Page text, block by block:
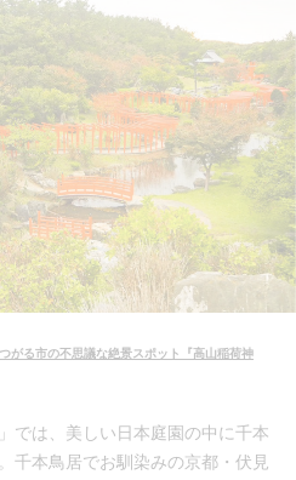
がる市の不思議な絶景スポット『高山稲荷神
では、美しい日本庭園の中に千本
千本鳥居でお馴染みの京都・伏見